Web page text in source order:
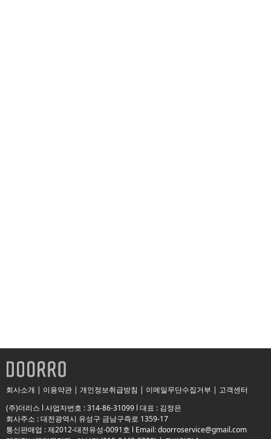
회사소개 | 이용약관 | 개인정보취급방침 | 이메일무단수집거부 | 고객센터
(주)더리스 l 사업자번호 : 314-86-31099 l 대표 : 김정은
회사주소 : 대전광역시 유성구 금남구즉로 1359-17
통신판매업 : 제2012-대전유성-0091호 l Email: doorroservice@gmail.com